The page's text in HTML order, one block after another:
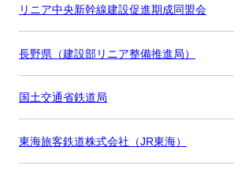
リニア中央新幹線建設促進期成同盟会
長野県（建設部リニア整備推進局）
国土交通省鉄道局
東海旅客鉄道株式会社（JR東海）